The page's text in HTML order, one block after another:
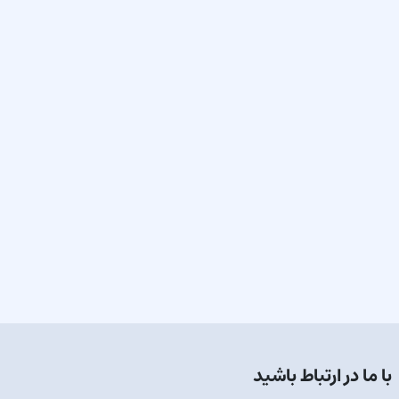
با ما در ارتباط باشید